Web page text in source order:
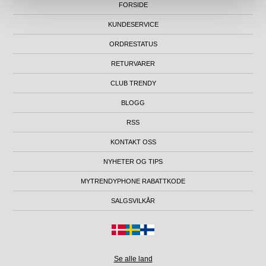
FORSIDE
KUNDESERVICE
ORDRESTATUS
RETURVARER
CLUB TRENDY
BLOGG
RSS
KONTAKT OSS
NYHETER OG TIPS
MYTRENDYPHONE RABATTKODE
SALGSVILKÅR
Se alle land